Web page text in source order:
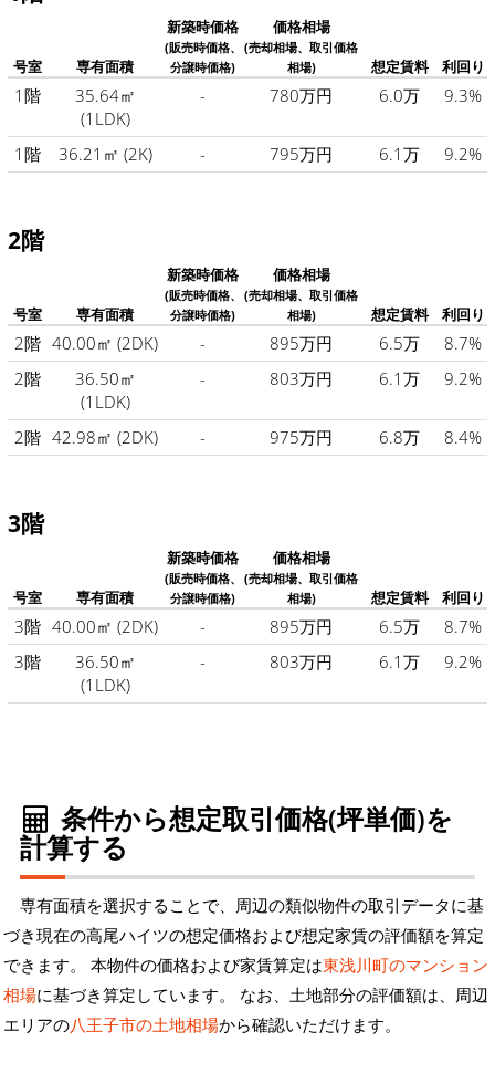
号室 専有面積
新築時価格
(販売時価格、
分譲時価格)
価格相場
(売却相場、取引価格
相場)
想定賃料 利回り
1階
35.64㎡
(1LDK)
- 780万円 6.0万 9.3%
1階 36.21㎡ (2K) - 795万円 6.1万 9.2%
2階
号室 専有面積
新築時価格
(販売時価格、
分譲時価格)
価格相場
(売却相場、取引価格
相場)
想定賃料 利回り
2階 40.00㎡ (2DK) - 895万円 6.5万
8.7%
2階
36.50㎡
(1LDK)
- 803万円 6.1万 9.2%
2階 42.98㎡ (2DK) - 975万円 6.8万 8.4%
3階
号室 専有面積
新築時価格
(販売時価格、
分譲時価格)
価格相場
(売却相場、取引価格
相場)
想定賃料 利回り
3階 40.00㎡ (2DK) - 895万円 6.5万
8.7%
3階
36.50㎡
(1LDK)
- 803万円 6.1万 9.2%
条件から想定取引価格(坪単価)を
計算する
専有面積を選択することで、周辺の類似物件の取引データに基
づき現在の高尾ハイツの想定価格および想定家賃の評価額を算定
できます。 本物件の価格および家賃算定は東浅川町のマンション
相場に基づき算定しています。 なお、土地部分の評価額は、周辺
エリアの八王子市の土地相場から確認いただけます。